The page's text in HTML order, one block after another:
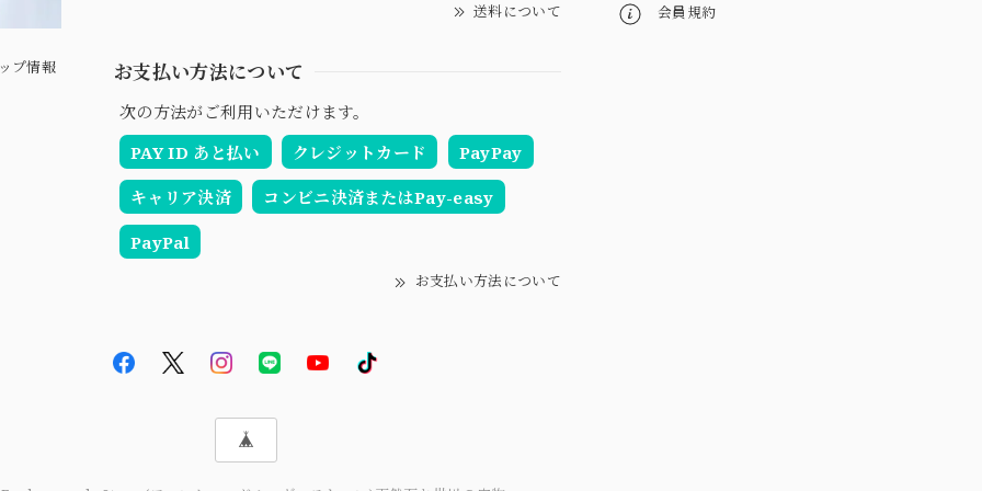
プ情報
送料について
お支払い方法について
次の方法がご利用いただけます。
PAY ID あと払い
クレジットカード PayPay
キャリア決済 コンビニ決済またはPay-easy
PayPal
お支払い方法について
会員規約